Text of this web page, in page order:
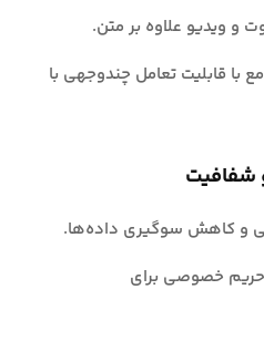
و ویدیو علاوه بر متن.
با قابلیت تعامل چندوجهی با
شفافیت
و کاهش سوگیری داده‌ها.
خصوصی برای